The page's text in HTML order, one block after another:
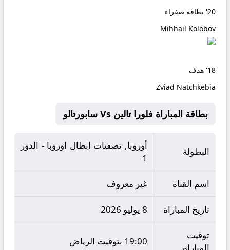
20' بطاقة صفراء
Mihhail Kolobov
18' هدف
Zviad Natchkebia
بطاقة المباراة فلورا تالين Vs سابورتالو
البطولة
أوروبا, تصفيات ابطال اوروبا - الدور
1
اسم القناة غير معروف
تاريخ المباراة 8 يوليو 2026
توقيت
19:00 بتوقيت الرياض